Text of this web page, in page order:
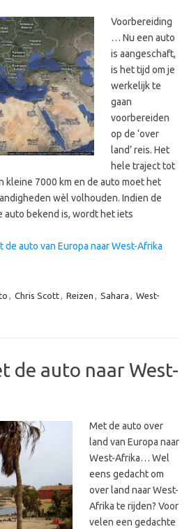
Voorbereiding
… Nu een auto
is aangeschaft,
is het tijd om je
werkelijk te
gaan
voorbereiden
op de ‘over
land’ reis. Het
hele traject tot
kleine 7000 km en de auto moet het
wèl volhouden. Indien de
auto bekend is, wordt het iets
de auto van Europa naar West-Afrika
Chris Scott Reizen Sahara
West-
de auto naar West-
Met de auto over
land van Europa naar
West-Afrika… Wel
eens gedacht om
over land naar West-
Afrika te rijden? Voor
velen een gedachte